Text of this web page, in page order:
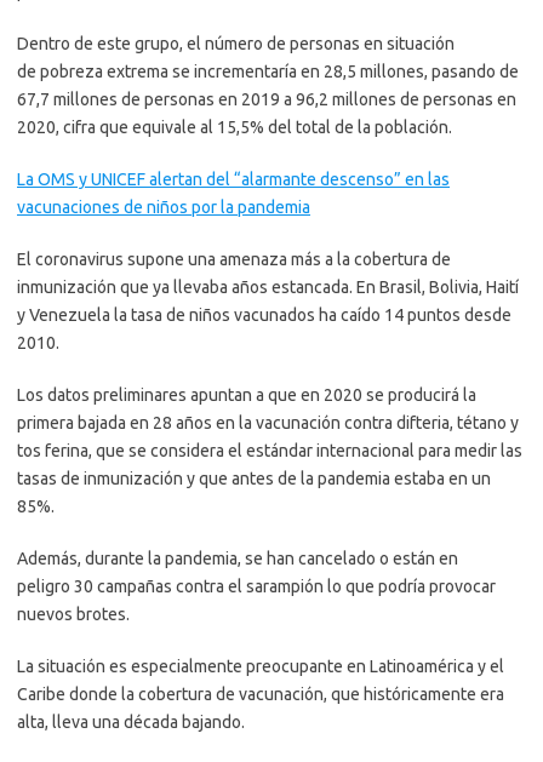
Dentro de este grupo, el número de personas en situación
de pobreza extrema se incrementaría en 28,5 millones, pasando de
67,7 millones de personas en 2019 a 96,2 millones de personas en
2020, cifra que equivale al 15,5% del total de la población.
La OMS y UNICEF alertan del “alarmante descenso” en las
vacunaciones de niños por la pandemia
El coronavirus supone una amenaza más a la cobertura de
inmunización que ya llevaba años estancada. En Brasil, Bolivia, Haití
y Venezuela la tasa de niños vacunados ha caído 14 puntos desde
2010.
Los datos preliminares apuntan a que en 2020 se producirá la
primera bajada en 28 años en la vacunación contra difteria, tétano y
tos ferina, que se considera el estándar internacional para medir las
tasas de inmunización y que antes de la pandemia estaba en un
85%.
Además, durante la pandemia, se han cancelado o están en
peligro 30 campañas contra el sarampión lo que podría provocar
nuevos brotes.
La situación es especialmente preocupante en Latinoamérica y el
Caribe donde la cobertura de vacunación, que históricamente era
alta, lleva una década bajando.